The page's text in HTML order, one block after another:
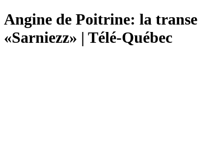
Angine de Poitrine: la transe
«Sarniezz» | Télé-Québec